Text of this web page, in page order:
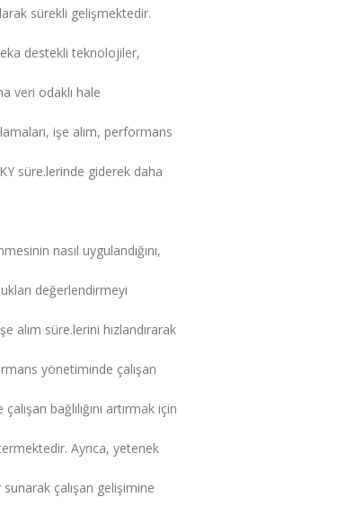
sürekli gelişmektedir.
destekli teknolojiler,
veri odaklı hale
işe alım, performans
süre.lerinde giderek daha
nasıl uygulandığını,
değerlendirmeyi
alım süre.lerini hızlandırarak
yönetiminde çalışan
bağlılığını artırmak için
Ayrıca, yetenek
çalışan gelişimine